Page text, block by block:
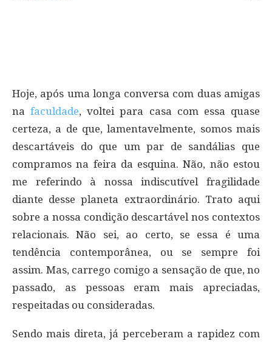
Hoje, após uma longa conversa com duas amigas
nafaculdade, voltei para casa com essa quase
certeza, a de que, lamentavelmente, somos mais
descartáveis do que um par de sandálias que
compramos na feira da esquina. Não, não estou
me referindo à nossa indiscutível fragilidade
diante desse planeta extraordinário. Trato aqui
sobre a nossa condição descartável nos contextos
relacionais. Não sei, ao certo, se essa é uma
tendência contemporânea, ou se sempre foi
assim. Mas, carrego comigo a sensação de que, no
passado, as pessoas eram mais apreciadas,
respeitadas ou consideradas.
Sendo mais direta, já perceberam a rapidez com